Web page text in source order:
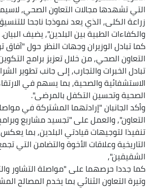
التي تشهدها مجالات التعاون الصحي,
زراعة الكلى, الذي يعد نموذجا ناجحا للتنسيق
والكفاءات الطبية بين البلدين", يضيف البيان.
كما تبادل الوزيران وجهات النظر حول "آفاق
التعاون الصحي, من خلال تعزيز برامج
تبادل الخبرات والتجارب, إلى جانب تطوير
الاستشفائية والصحية, بما يسهم في
الصحية وتحسين التكفل بالمرضى".
وأكد الجانبان "إرادتهما المشتركة في
التعاون", والعمل على "تجسيد مشاريع
تنفيذا لتوجيهات قيادتي البلدين, بما يعكس
التاريخية وعلاقات الأخوة والتضامن التي
الشقيقين",
كما جددا حرصهما على "مواصلة التشاور
وتيرة التعاون الثنائي بما يخدم المصالح